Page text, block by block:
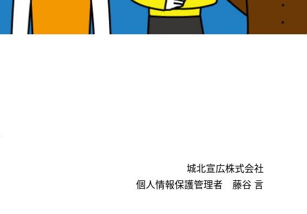
城北宣広株式会社
個人情報保護管理者 藤谷 言